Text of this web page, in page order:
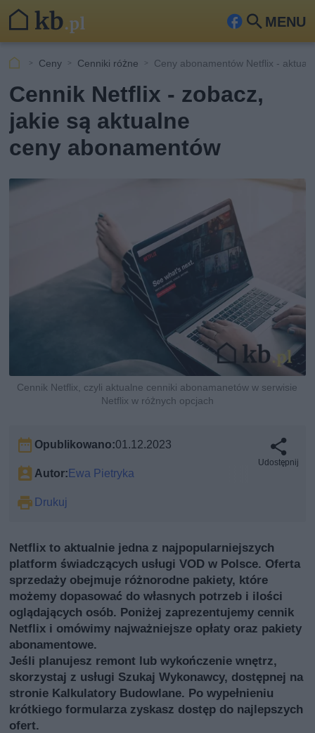
MENU
Fa
ook
Szu
kaj
Ceny Cenniki różne Ceny abonamentów Netflix -
Cennik Netflix - zobacz,
jakie są aktualne
ceny abonamentów
Cennik Netflix, czyli aktualne cenniki abonamanetów w serwisie
Netflix w różnych opcjach
Opublikowano:01.12.2023
Autor:Ewa Pietryka
Drukuj
Udostępnij
Netflix to aktualnie jedna z najpopularniejszych
platform świadczących usługi VOD w Polsce. Oferta
sprzedaży obejmuje różnorodne pakiety, które
możemy dopasować do własnych potrzeb i ilości
oglądających osób. Poniżej zaprezentujemy cennik
Netflix i omówimy najważniejsze opłaty oraz pakiety
abonamentowe.
Jeśli planujesz remont lub wykończenie wnętrz,
skorzystaj z usługi Szukaj Wykonawcy, dostępnej na
stronie Kalkulatory Budowlane. Po wypełnieniu
krótkiego formularza zyskasz dostęp do najlepszych
ofert.